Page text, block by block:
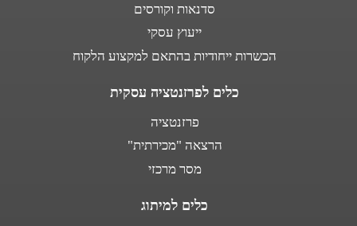
סדנאות וקורסים
ייעוץ עסקי
הכשרות ייחודיות בהתאם למקצוע הלקוח
כלים לפרזנטציה עסקית
פרזנטציה
הרצאה "מכירתית"
מסר מרכזי
כלים למיתוג